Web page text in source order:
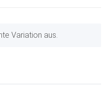
Variation aus.